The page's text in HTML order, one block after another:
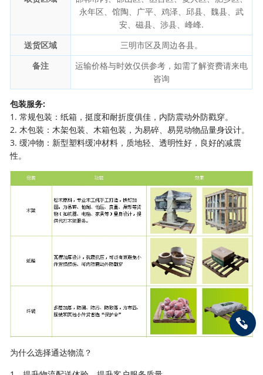
永年区、馆陶、广平、鸡泽、邱县、魏县、武
安、磁县、涉县、峰峰.
送货区域
三明市区及周边各县。
备注
运输价格与时效仅供参考，如需了解资费请来电
咨询
包装服务:
1. 常规包装：纸箱，挺度和耐折度俱佳，内防震动外防戳穿。
2. 木包装：木架包装、木箱包装，为易碎、易晃动物品量身设计。
3. 缓冲物：新型塑料缓冲材料，质地轻、透明性好，良好的减震
性。
为什么选择通达物流？